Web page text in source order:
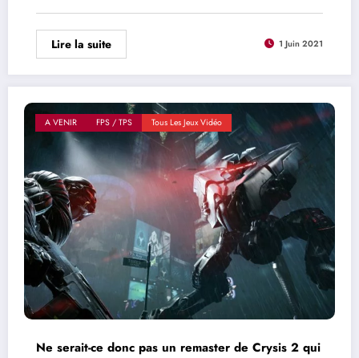
Lire la suite 1 Juin 2021
A VENIR FPS / TPS Tous Les Jeux Vidéo
Ne serait-ce donc pas un remaster de Crysis 2 qui